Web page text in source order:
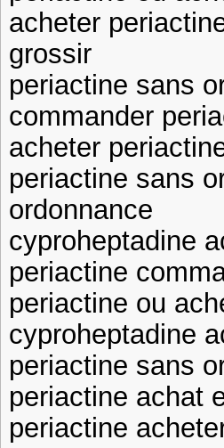
acheter
grossir
periactine sans
commander
acheter
periactine sans
ordonnance
cyproheptadine
periactine
periactine ou
cyproheptadine
periactine sans
periactine achat
periactine